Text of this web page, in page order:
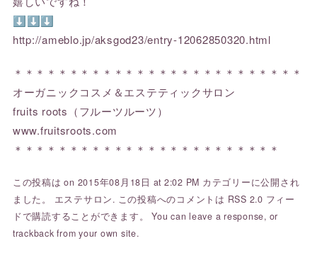
⬇⬇⬇
http://ameblo.jp/aksgod23/entry-12062850320.html
＊＊＊＊＊＊＊＊＊＊＊＊＊＊＊＊＊＊＊＊＊＊＊＊＊＊
オーガニックコスメ＆エステティックサロン
fruits roots（フルーツルーツ）
www.fruitsroots.com
＊＊＊＊＊＊＊＊＊＊＊＊＊＊＊＊＊＊＊＊＊＊＊＊
この投稿は on 2015年08月18日 at 2:02 PM カテゴリーに公開され
ました。 エステサロン. この投稿へのコメントは RSS 2.0 フィー
ドで購読することができます。 You canleave a response, or
trackback from your own site.